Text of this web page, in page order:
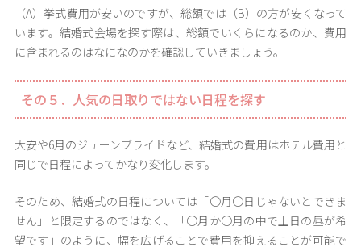
（A）挙式費用が安いのですが、総額では（B）の方が安くなって
います。結婚式会場を探す際は、総額でいくらになるのか、費用
に含まれるのはなになのかを確認していきましょう。
その５．人気の日取りではない日程を探す
大安や6月のジューンブライドなど、結婚式の費用はホテル費用と
同じで日程によってかなり変化します。
そのため、結婚式の日程については「〇月〇日じゃないとできま
せん」と限定するのではなく、「〇月か〇月の中で土日の昼が希
望です」のように、幅を広げることで費用を抑えることが可能で